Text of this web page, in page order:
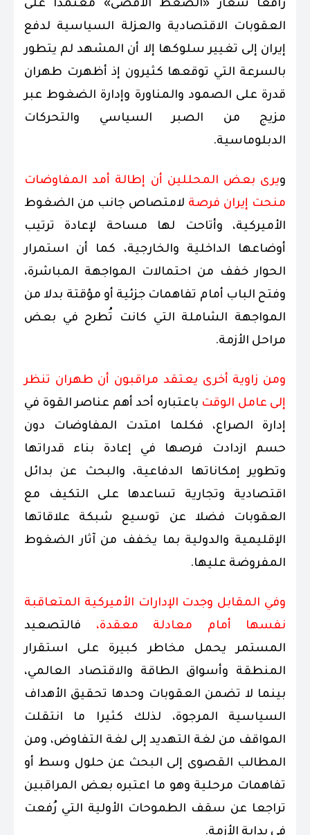
رافعا شعار «الضغط الأقصى» معتمدا على
العقوبات الاقتصادية والعزلة السياسية لدفع
إيران إلى تغيير سلوكها إلا أن المشهد لم يتطور
بالسرعة التي توقعها كثيرون إذ أظهرت طهران
قدرة على الصمود والمناورة وإدارة الضغوط عبر
مزيج من الصبر السياسي والتحركات
الدبلوماسية.
ويرى بعض المحللين أن إطالة أمد المفاوضات
منحت إيران فرصة لامتصاص جانب من الضغوط
الأميركية، وأتاحت لها مساحة لإعادة ترتيب
أوضاعها الداخلية والخارجية، كما أن استمرار
الحوار خفف من احتمالات المواجهة المباشرة،
وفتح الباب أمام تفاهمات جزئية أو مؤقتة بدلا من
المواجهة الشاملة التي كانت تُطرح في بعض
مراحل الأزمة.
ومن زاوية أخرى يعتقد مراقبون أن طهران تنظر
إلى عامل الوقت باعتباره أحد أهم عناصر القوة في
إدارة الصراع، فكلما امتدت المفاوضات دون
حسم ازدادت فرصها في إعادة بناء قدراتها
وتطوير إمكاناتها الدفاعية، والبحث عن بدائل
اقتصادية وتجارية تساعدها على التكيف مع
العقوبات فضلا عن توسيع شبكة علاقاتها
الإقليمية والدولية بما يخفف من آثار الضغوط
المفروضة عليها.
وفي المقابل وجدت الإدارات الأميركية المتعاقبة
نفسها أمام معادلة معقدة، فالتصعيد
المستمر يحمل مخاطر كبيرة على استقرار
المنطقة وأسواق الطاقة والاقتصاد العالمي،
بينما لا تضمن العقوبات وحدها تحقيق الأهداف
السياسية المرجوة، لذلك كثيرا ما انتقلت
المواقف من لغة التهديد إلى لغة التفاوض، ومن
المطالب القصوى إلى البحث عن حلول وسط أو
تفاهمات مرحلية وهو ما اعتبره بعض المراقبين
تراجعا عن سقف الطموحات الأولية التي رُفعت
في بداية الأزمة.